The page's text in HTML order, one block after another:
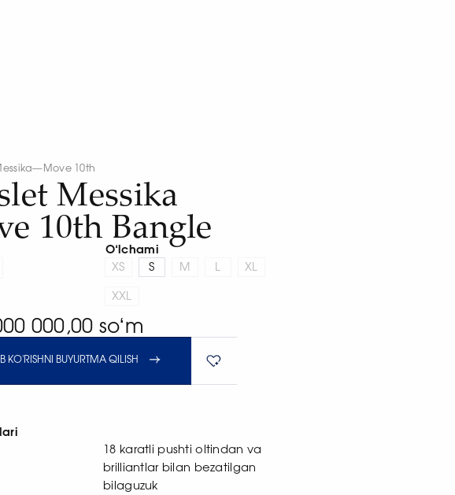
— Move 10th
Messika
10th Bangle
O‘lchami
XS
S M XL
XXL
000,00 soʻm
KO'RISHNI BUYURTMA QILISH
18 karatli pushti oltindan va
brilliantlar bilan bezatilgan
bilaguzuk